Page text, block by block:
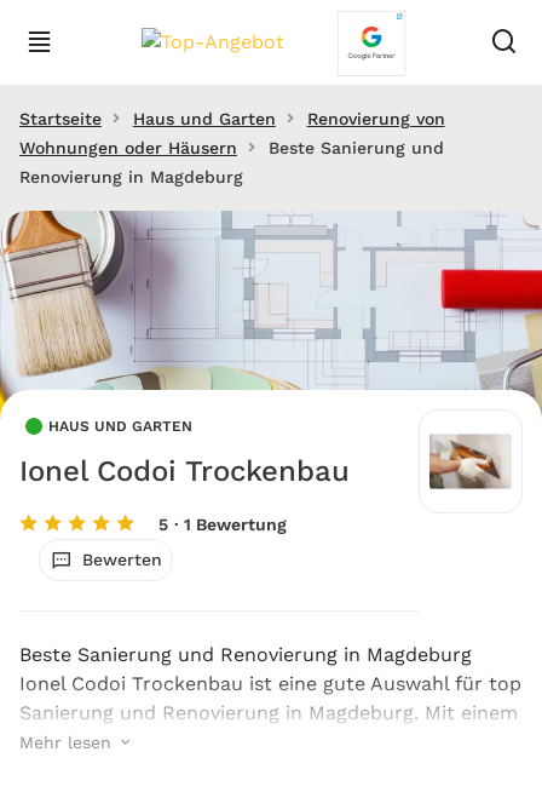
Startseite Haus und Garten
Renovierung von
Wohnungen oder Häusern
Beste Sanierung und
Renovierung in Magdeburg
HAUS UND GARTEN
Ionel Codoi Trockenbau
5 · 1 Bewertung
Bewerten
Beste Sanierung und Renovierung in Magdeburg
Ionel Codoi Trockenbau ist eine gute Auswahl für top
Sanierung und Renovierung in Magdeburg. Mit einem
breiten Leistungsspektrum: die Bodenverlegung,
Mehr lesen